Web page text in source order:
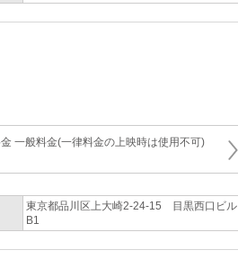
一般料金(一律料金の上映時は使用不可)
東京都品川区上大崎2-24-15 目黒西口ビル
B1